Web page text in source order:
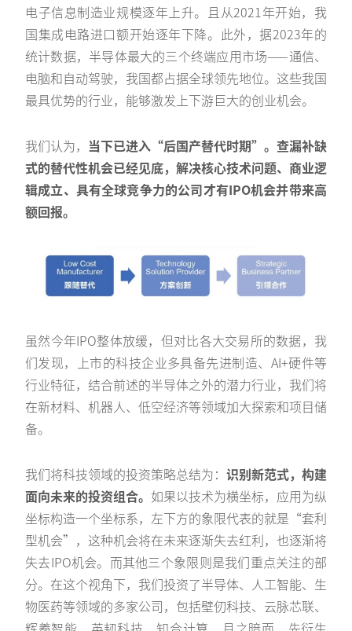
电子信息制造业规模逐年上升。且从2021年开始，我
国集成电路进口额开始逐年下降。此外，据2023年的
统计数据，半导体最大的三个终端应用市场——通信、
电脑和自动驾驶，我国都占据全球领先地位。这些我国
最具优势的行业，能够激发上下游巨大的创业机会。
我们认为， 当下已进入“后国产替代时期”。查漏补缺
式的替代性机会已经见底，解决核心技术问题、商业逻
辑成立、具有全球竞争力的公司才有IPO机会并带来高
额回报。
虽然今年IPO整体放缓，但对比各大交易所的数据，我
们发现，上市的科技企业多具备先进制造、AI+硬件等
行业特征，结合前述的半导体之外的潜力行业，我们将
在新材料、机器人、低空经济等领域加大探索和项目储
备。
我们将科技领域的投资策略总结为： 识别新范式，构建
面向未来的投资组合。 如果以技术为横坐标，应用为纵
坐标构造一个坐标系，左下方的象限代表的就是“套利
型机会”，这种机会将在未来逐渐失去红利，也逐渐将
失去IPO机会。而其他三个象限则是我们重点关注的部
分。在这个视角下，我们投资了半导体、人工智能、生
物医药等领域的多家公司，包括壁仞科技、云脉芯联、